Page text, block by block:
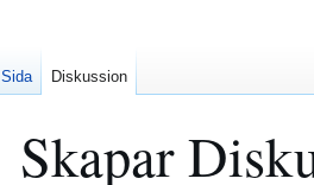
Skapar
Sida Diskussion